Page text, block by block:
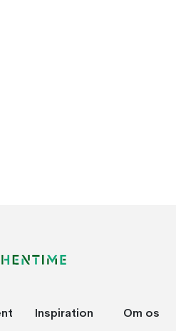
Inspiration Om os